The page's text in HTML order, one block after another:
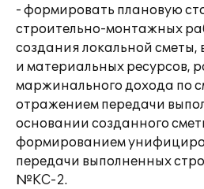
- формировать плановую
строительно-монтажных
создания локальной сметы,
и материальных ресурсов,
маржинального дохода по
отражением передачи
основании созданного
формированием
передачи выполненных
№КС-2.